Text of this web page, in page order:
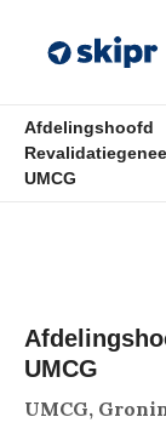
Afdelingshoofd
UMCG
UMCG
UMCG,